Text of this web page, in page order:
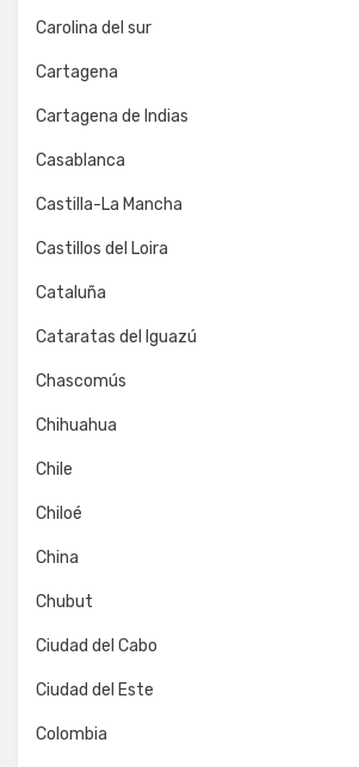
Carolina del sur
Cartagena
Cartagena de Indias
Casablanca
Castilla-La Mancha
Castillos del Loira
Cataluña
Cataratas del Iguazú
Chascomús
Chihuahua
Chile
Chiloé
China
Chubut
Ciudad del Cabo
Ciudad del Este
Colombia